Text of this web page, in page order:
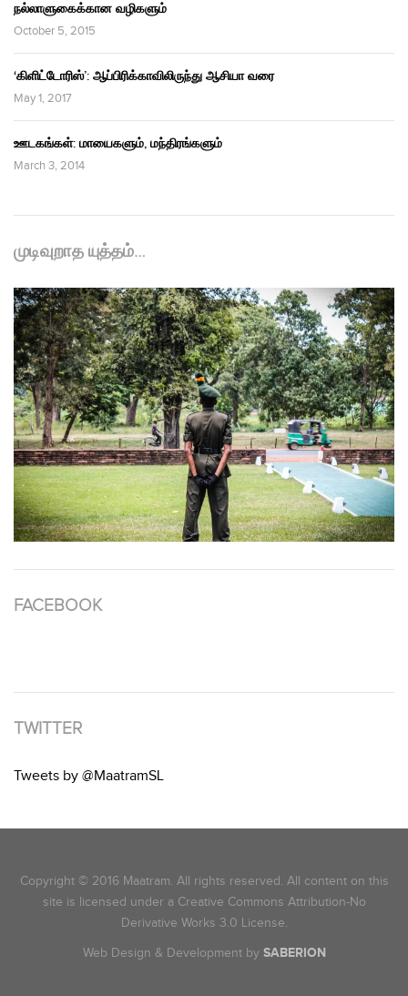
நல்லாளுகைக்கான வழிகளும்
October 5, 2015
‘கிளிட்டோரிஸ்’: ஆப்பிரிக்காவிலிருந்து ஆசியா வரை
May 1, 2017
ஊடகங்கள்: மாயைகளும், மந்திரங்களும்
March 3, 2014
முடிவுறாத யுத்தம்…
FACEBOOK
TWITTER
Tweets by @MaatramSL
Copyright © 2016 Maatram. All rights reserved. All content on this
site is licensed under a Creative Commons Attribution-No
Derivative Works 3.0 License.
Web Design & Development by SABERION